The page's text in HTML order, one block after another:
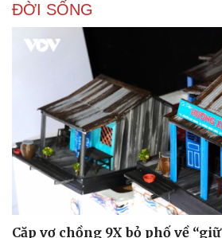
Doanh nghiệp
Thông tin doanh nghiệp
Doanh nghiệp 24h
Doanh nhân
Vì cộng đồng
Công
Sành
Tin
Trải
ĐỜI SỐNG
Cặp vợ chồng 9X bỏ phố về